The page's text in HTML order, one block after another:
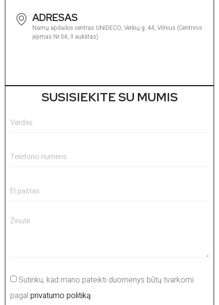
ADRESAS
Namų apdailos centras UNIDECO, Verkių g. 44, Vilnius (Centrinis
įėjimas Nr.04, II aukštas)
SUSISIEKITE SU MUMIS
Sutinku, kad mano pateikti duomenys būtų tvarkomi
pagal privatumo politiką .